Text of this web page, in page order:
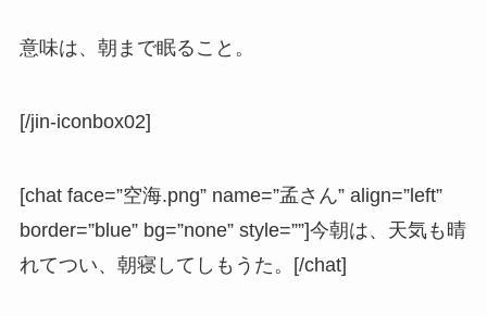
意味は、朝まで眠ること。
[/jin-iconbox02]
[chat face=”空海.png” name=”孟さん” align=”left”
border=”blue” bg=”none” style=””]今朝は、天気も晴
れてつい、朝寝してしもうた。[/chat]